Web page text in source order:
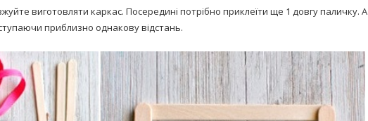
виготовляти каркас. Посередині потрібно приклеїти ще 1 довгу паличку. А
приблизно однакову відстань.